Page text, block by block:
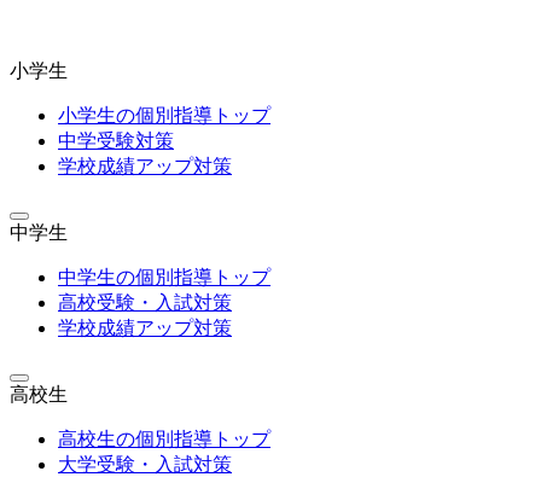
小学生
小学生の個別指導トップ
中学受験対策
学校成績アップ対策
中学生
中学生の個別指導トップ
高校受験・入試対策
学校成績アップ対策
高校生
高校生の個別指導トップ
大学受験・入試対策